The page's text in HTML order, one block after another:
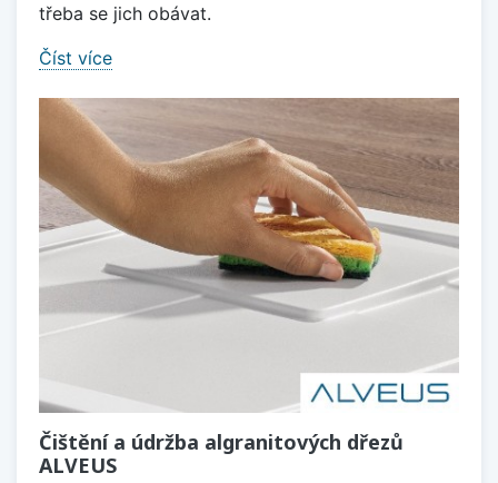
třeba se jich obávat.
Číst více
Čištění a údržba algranitových dřezů
ALVEUS